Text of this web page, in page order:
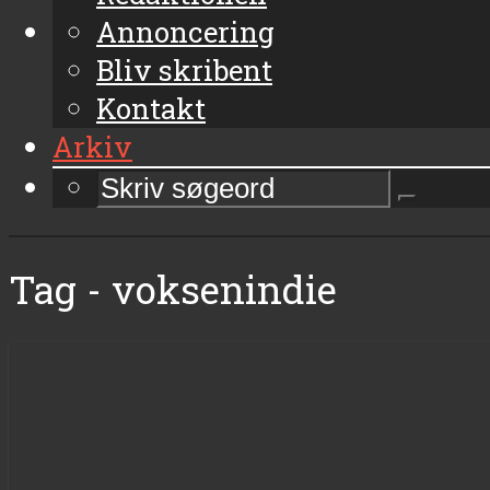
Annoncering
Bliv skribent
Kontakt
Arkiv
Tag - voksenindie